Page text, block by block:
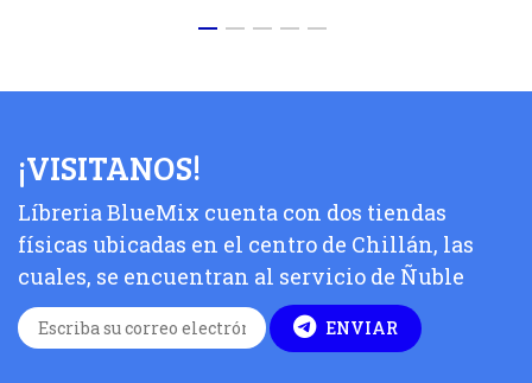
¡VISITANOS!
Líbreria BlueMix cuenta con dos tiendas
físicas ubicadas en el centro de Chillán, las
cuales, se encuentran al servicio de Ñuble
ENVIAR